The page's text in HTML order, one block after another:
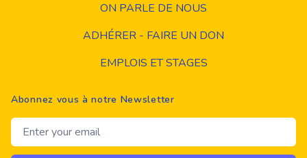
ON PARLE DE NOUS
ADHÉRER - FAIRE UN DON
EMPLOIS ET STAGES
Abonnez vous à notre Newsletter
Email address